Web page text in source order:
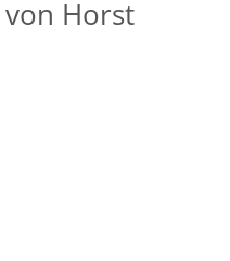
Horst